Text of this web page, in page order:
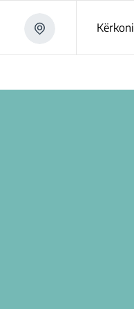
Kërkoni